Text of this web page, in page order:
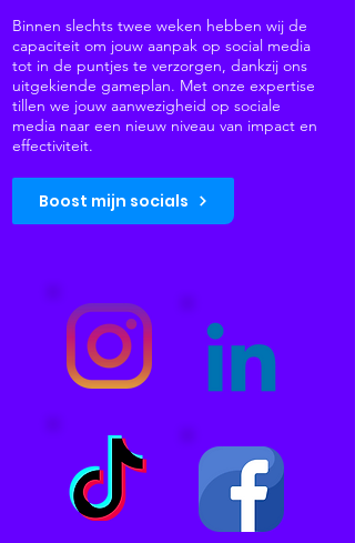
Binnen slechts twee weken hebben wij de
capaciteit om jouw aanpak op social media
tot in de puntjes te verzorgen, dankzij ons
uitgekiende gameplan. Met onze expertise
tillen we jouw aanwezigheid op sociale
media naar een nieuw niveau van impact en
effectiviteit.
Boost mijn socials